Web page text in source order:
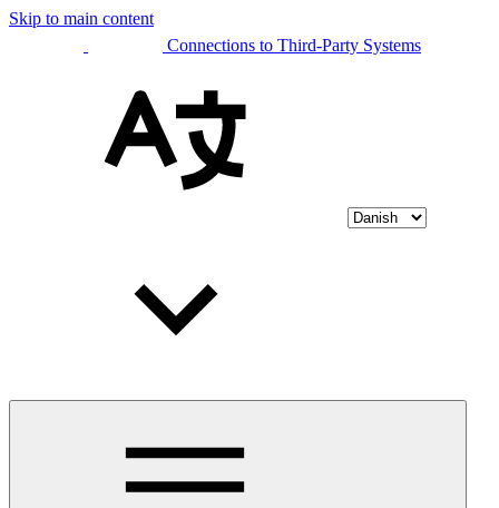
Skip to main content
Connections to Third-Party Systems